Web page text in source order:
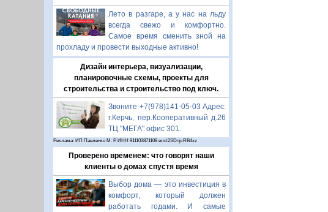
Лето в разгаре, а у нас на льду
всегда свежо и комфортно.
Самое время сменить зной на
прохладу и провести выходные активно!
Дизайн интерьера, визуализации,
планировочные схемы, проекты для
строительства и строительство под ключ.
Звоните +7(978)141-05-03 Адрес:
г.Керчь, пер.Кооперативный д.26
ТЦ "МЕГА" офис 301.
Реклама: ИП Павленко М. Р. ИНН 911103871108 erid:2SDnjcRB4xz
Проверено временем: что говорят наши
клиенты о домах спустя время
Выбор дома — это инвестиция в
комфорт, который должен
работать годами. И самые